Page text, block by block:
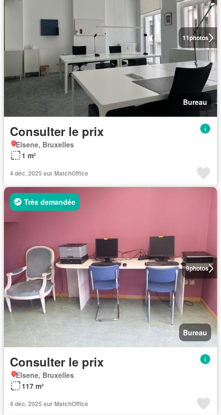
11photos
Bureau
Consulter le prix
Elsene, Bruxelles
1 m²
4 déc. 2025 sur MatchOffice
9photos
Très demandée
Bureau
Consulter le prix
Elsene, Bruxelles
117 m²
4 déc. 2025 sur MatchOffice